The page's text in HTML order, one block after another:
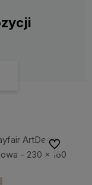
ArtDeco
- 230 x 160
Do